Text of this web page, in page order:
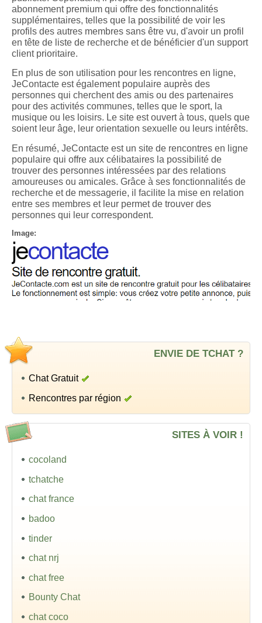
abonnement premium qui offre des fonctionnalités
supplémentaires, telles que la possibilité de voir les
profils des autres membres sans être vu, d'avoir un profil
en tête de liste de recherche et de bénéficier d'un support
client prioritaire.
En plus de son utilisation pour les rencontres en ligne,
JeContacte est également populaire auprès des
personnes qui cherchent des amis ou des partenaires
pour des activités communes, telles que le sport, la
musique ou les loisirs. Le site est ouvert à tous, quels que
soient leur âge, leur orientation sexuelle ou leurs intérêts.
En résumé, JeContacte est un site de rencontres en ligne
populaire qui offre aux célibataires la possibilité de
trouver des personnes intéressées par des relations
amoureuses ou amicales. Grâce à ses fonctionnalités de
recherche et de messagerie, il facilite la mise en relation
entre ses membres et leur permet de trouver des
personnes qui leur correspondent.
Image:
ENVIE DE TCHAT ?
Chat Gratuit
Rencontres par région
SITES À VOIR !
cocoland
tchatche
chat france
badoo
tinder
chat nrj
chat free
Bounty Chat
chat coco